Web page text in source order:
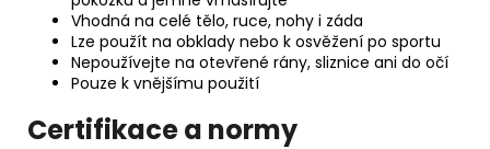
Vhodná na celé tělo, ruce, nohy i záda
Lze použít na obklady nebo k osvěžení po sportu
Nepoužívejte na otevřené rány, sliznice ani do očí
Pouze k vnějšímu použití
Certifikace a normy